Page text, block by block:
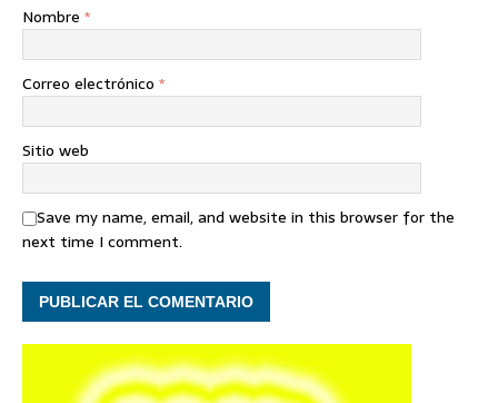
Nombre *
Correo electrónico *
Sitio web
Save my name, email, and website in this browser for the
next time I comment.